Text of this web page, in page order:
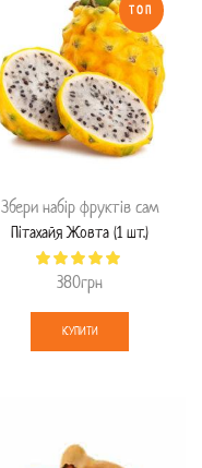
ТОП
Збери набір фруктів сам
Пітахайя Жовта (1 шт.)
380грн
КУПИТИ